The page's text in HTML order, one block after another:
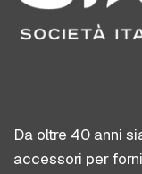
Da oltre 40 anni
accessori per